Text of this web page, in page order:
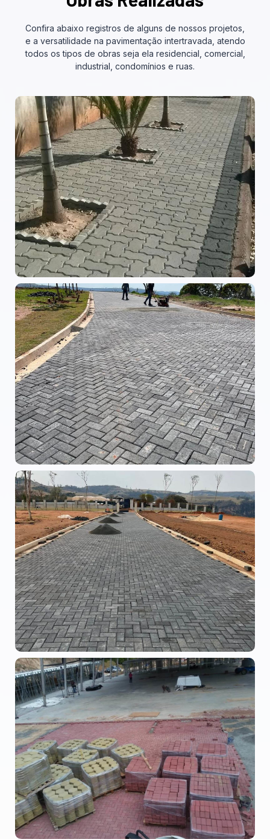
Confira abaixo registros de alguns de nossos projetos,
e a versatilidade na pavimentação intertravada, atendo
todos os tipos de obras seja ela residencial, comercial,
industrial, condomínios e ruas.